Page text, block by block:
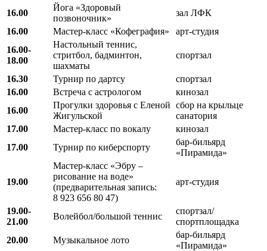
16.00
Йога «Здоровый
позвоночник»
зал ЛФК
16.00
Мастер-класс «Кофеграфия»
арт-студия
16.00-
18.00
Настольный теннис,
стритбол, бадминтон,
шахматы
спортзал
16.30 Турнир по дартсу
спортзал
16.00
Встреча с астрологом
кинозал
16.00
Прогулки здоровья с Еленой
Жигульской
сбор на крыльце
санатория
17.00
Мастер-класс по вокалу
кинозал
17.00
Турнир по киберспорту
бар-бильярд
«Пирамида»
19.00
Мастер-класс «Эбру –
рисование на воде»
(предварительная запись:
8 923 656 80 47)
арт-студия
19.00-
21.00
Волейбол/большой теннис
спортзал/
спортплощадка
20.00
Музыкальное лото
бар-бильярд
«Пирамида»